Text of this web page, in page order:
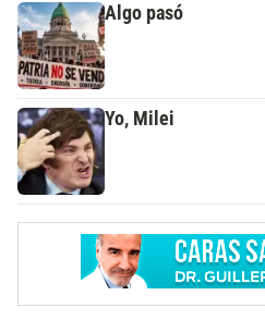
Algo pasó
Yo, Milei